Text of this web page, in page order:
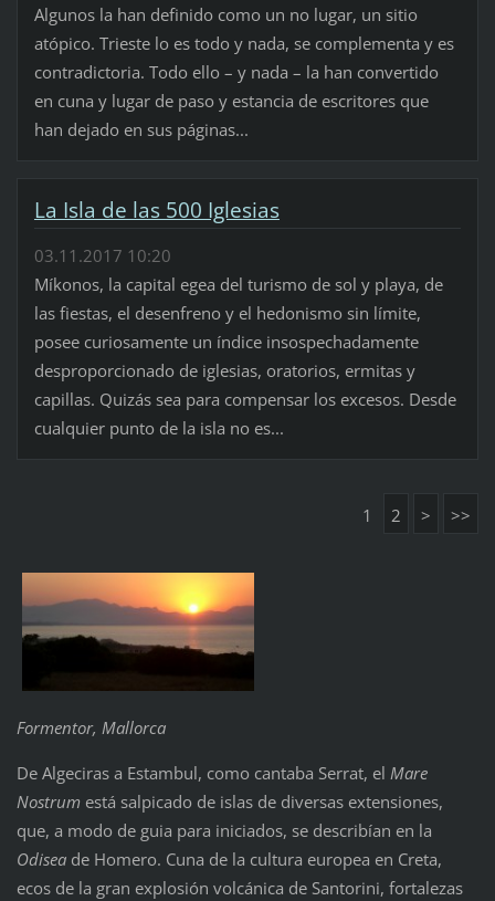
Algunos la han definido como un no lugar, un sitio
atópico. Trieste lo es todo y nada, se complementa y es
contradictoria. Todo ello – y nada – la han convertido
en cuna y lugar de paso y estancia de escritores que
han dejado en sus páginas...
La Isla de las 500 Iglesias
03.11.2017 10:20
Míkonos, la capital egea del turismo de sol y playa, de
las fiestas, el desenfreno y el hedonismo sin límite,
posee curiosamente un índice insospechadamente
desproporcionado de iglesias, oratorios, ermitas y
capillas. Quizás sea para compensar los excesos. Desde
cualquier punto de la isla no es...
1 2 > >>
Formentor, Mallorca
De Algeciras a Estambul, como cantaba Serrat, el Mare
Nostrum está salpicado de islas de diversas extensiones,
que, a modo de guia para iniciados, se describían en la
Odiseade Homero. Cuna de la cultura europea en Creta,
ecos de la gran explosión volcánica de Santorini, fortalezas